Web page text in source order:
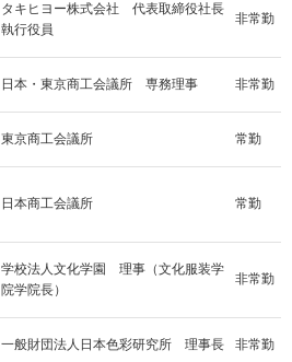
タキヒヨー株式会社 代表取締役社長
執行役員
非常勤
日本・東京商工会議所 専務理事 非常勤
東京商工会議所 常勤
日本商工会議所 常勤
学校法人文化学園 理事（文化服装学
院学院長）
非常勤
一般財団法人日本色彩研究所 理事長 非常勤